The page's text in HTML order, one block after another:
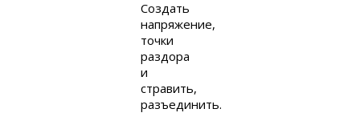
Создать
напряжение,
точки
раздора
и
стравить,
разъединить.